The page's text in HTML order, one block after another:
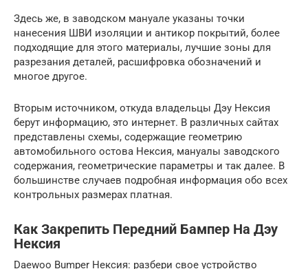
Здесь же, в заводском мануале указаны точки
нанесения ШВИ изоляции и антикор покрытий, более
подходящие для этого материалы, лучшие зоны для
разрезания деталей, расшифровка обозначений и
многое другое.
Вторым источником, откуда владельцы Дэу Нексия
берут информацию, это интернет. В различных сайтах
представлены схемы, содержащие геометрию
автомобильного остова Нексия, мануалы заводского
содержания, геометрические параметры и так далее. В
большинстве случаев подробная информация обо всех
контрольных размерах платная.
Как Закрепить Передний Бампер На Дэу
Нексия
Daewoo Bumper Нексия: разбери свое устройство